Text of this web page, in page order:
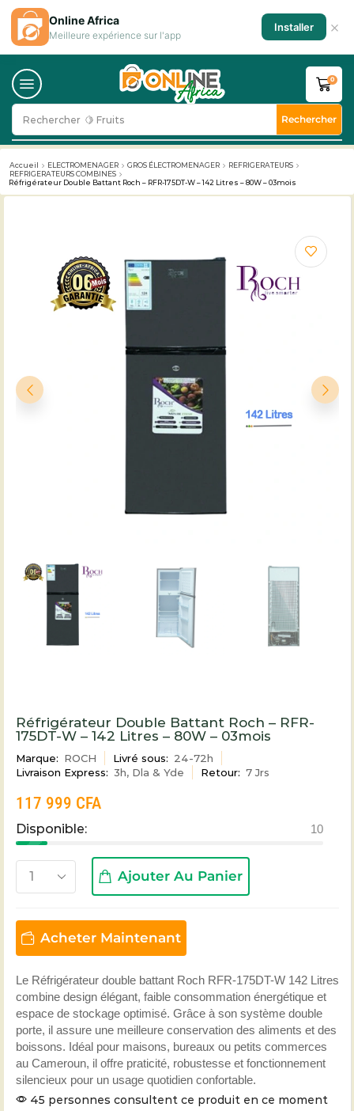
Rechercher 🥛 Milk Rechercher
0
Accueil ELECTROMENAGER GROS ÉLECTROMENAGER
REFRIGERATEURS
REFRIGERATEURS COMBINES
Réfrigérateur Double Battant Roch – RFR-175DT-W – 142 Litres – 80W – 03mois
Réfrigérateur Double Battant Roch – RFR-
175DT-W – 142 Litres – 80W – 03mois
Marque: ROCH Livré sous: 24-72h
Livraison Express: 3h, Dla & Yde Retour: 7 Jrs
117 999 CFA
Disponible: 10
Ajouter Au Panier
Acheter Maintenant
Le Réfrigérateur double battant Roch RFR-175DT-W 142 Litres
combine design élégant, faible consommation énergétique et
espace de stockage optimisé. Grâce à son système double
porte, il assure une meilleure conservation des aliments et des
boissons. Idéal pour maisons, bureaux ou petits commerces
au Cameroun, il offre praticité, robustesse et fonctionnement
silencieux pour un usage quotidien confortable.
45 personnes consultent ce produit en ce moment
Online Africa
Meilleure expérience sur l'app
Installer ×